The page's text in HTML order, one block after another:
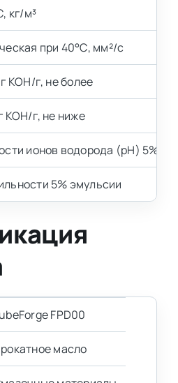
кг/м³
при 40°С, мм²/с
КОН/г, не более
КОН/г, не ниже
ионов водорода (pH) 5%-
5% эмульсии
FPD00
масло